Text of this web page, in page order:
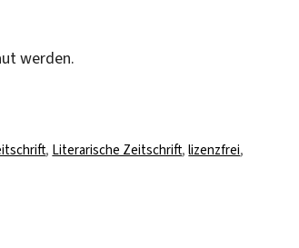
werden.
, Literarische Zeitschrift,lizenzfrei,